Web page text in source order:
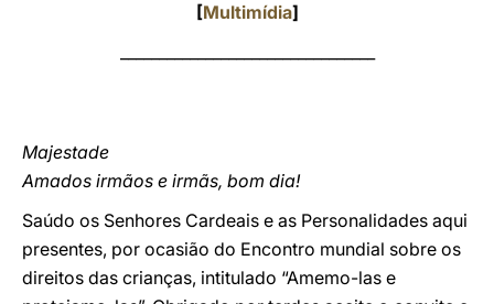
[Multimídia]
Majestade
Amados irmãos e irmãs, bom dia!
Saúdo os Senhores Cardeais e as Personalidades aqui
presentes, por ocasião do Encontro mundial sobre os
direitos das crianças, intitulado “Amemo-las e